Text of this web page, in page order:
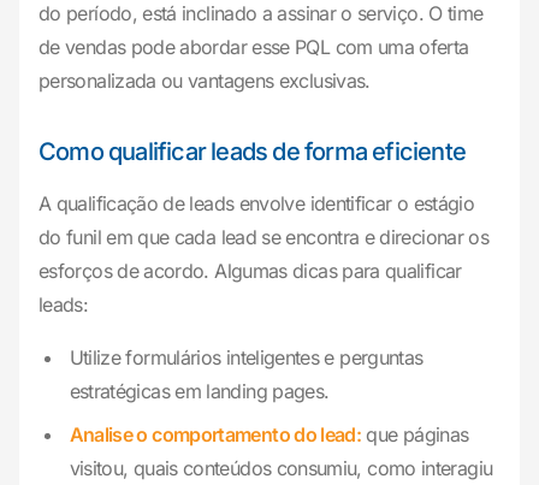
do período, está inclinado a assinar o serviço. O time
de vendas pode abordar esse PQL com uma oferta
personalizada ou vantagens exclusivas.
Como qualificar leads de forma eficiente
A qualificação de leads envolve identificar o estágio
do funil em que cada lead se encontra e direcionar os
esforços de acordo. Algumas dicas para qualificar
leads:
Utilize formulários inteligentes e perguntas
estratégicas em landing pages.
Analise o comportamento do lead: que páginas
visitou, quais conteúdos consumiu, como interagiu